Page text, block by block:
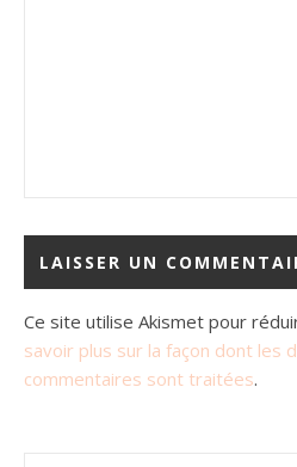
Ce site utilise Akismet pour
savoir plus sur la façon dont les
commentaires sont traitées.